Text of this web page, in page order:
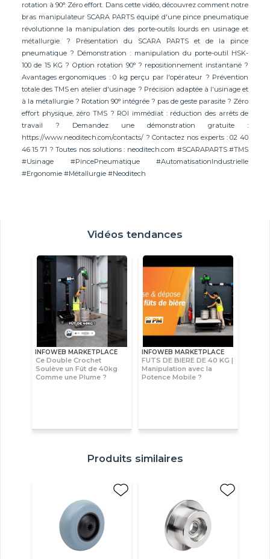
rotation à 90°. Zéro effort. Dans cette vidéo, découvrez comment notre
bras manipulateur SCARA PARTS équipé d'une pince pneumatique
révolutionne la manipulation des porte-outils lourds en usinage et
métallurgie. ? Présentation du SCARA PARTS et de la pince
pneumatique ? Démonstration : manipulation du porte-outil HSK-
100 de 15 KG ? Option rotation 90° ? repositionnement instantané ?
Avantages ergonomiques : 0 kg perçu par l'opérateur ? Prévention
totale des TMS en atelier d'usinage ? Précision adaptée à l'usinage et
à la métallurgie ? Rotation 90° intégrée ? pas de geste parasite ? Zéro
effort physique, zéro TMS ? ROI immédiat : réduction des arrêts de
travail ? Demandez une démonstration gratuite :
https://www.neoditech.com/contacts/ ? Contactez nos experts : 02 40
46 15 71 ? Toutes nos solutions : neoditech.com #SCARAPARTS #TMS
#Usinage #PincePneumatique #AutomatisationIndustrielle
#Ergonomie #Métallurgie #Neoditech
Vidéos tendances
INFOWEB MARKETPLACE
Ce Double Crochet
Soulève un Fût de 40kg
Comme une Plume ?
INFOWEB MARKETPLACE
FUTS DE BIERE DE 40 KG |
Manipulation avec la
Potence Mobile ?
Produits similaires